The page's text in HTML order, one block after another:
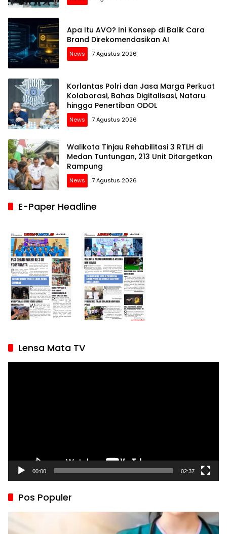
Apa Itu AVO? Ini Konsep di Balik Cara
Brand Direkomendasikan AI
News 7 Agustus 2026
Korlantas Polri dan Jasa Marga Perkuat
Kolaborasi, Bahas Digitalisasi, Nataru
hingga Penertiban ODOL
News 7 Agustus 2026
Walikota Tinjau Rehabilitasi 3 RTLH di
Medan Tuntungan, 213 Unit Ditargetkan
Rampung
News 7 Agustus 2026
E-Paper Headline
Lensa Mata TV
00:00 02:37
Pos Populer